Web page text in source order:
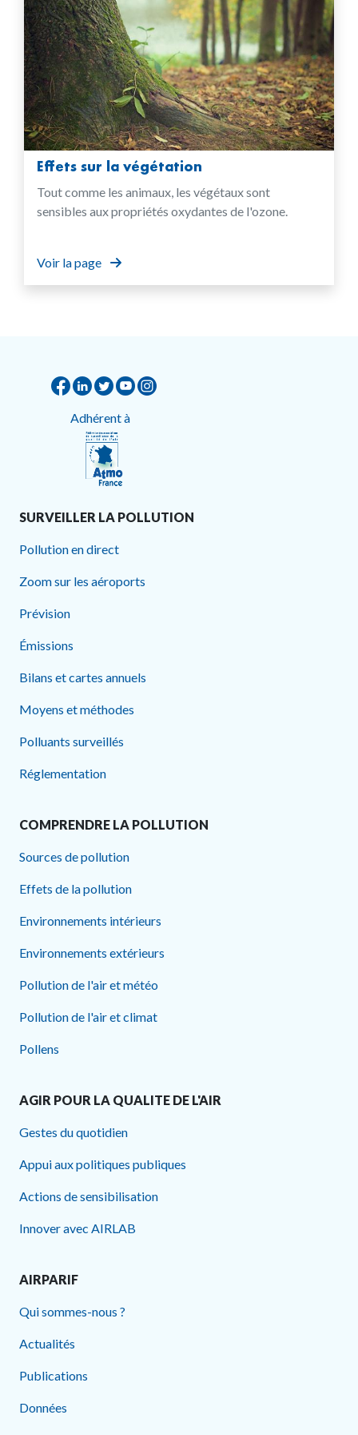
Effets sur la végétation
Tout comme les animaux, les végétaux sont
sensibles aux propriétés oxydantes de l'ozone.
Voir la page
Adhérent à
SURVEILLER LA POLLUTION
Pollution en direct
Zoom sur les aéroports
Prévision
Émissions
Bilans et cartes annuels
Moyens et méthodes
Polluants surveillés
Réglementation
COMPRENDRE LA POLLUTION
Sources de pollution
Effets de la pollution
Environnements intérieurs
Environnements extérieurs
Pollution de l'air et météo
Pollution de l'air et climat
Pollens
AGIR POUR LA QUALITE DE L'AIR
Gestes du quotidien
Appui aux politiques publiques
Actions de sensibilisation
Innover avec AIRLAB
AIRPARIF
Qui sommes-nous ?
Actualités
Publications
Données